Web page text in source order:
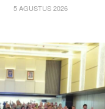
5 AGUSTUS 2026